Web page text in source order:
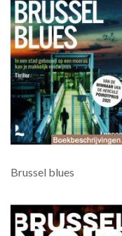
Brussel blues